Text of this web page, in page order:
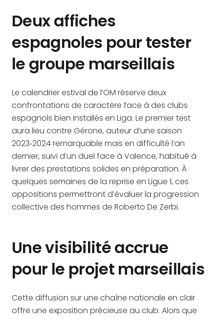
Deux affiches
espagnoles pour tester
le groupe marseillais
Le calendrier estival de l’OM réserve deux
confrontations de caractère face à des clubs
espagnols bien installés en Liga. Le premier test
aura lieu contre Gérone, auteur d’une saison
2023‑2024 remarquable mais en difficulté l’an
dernier, suivi d’un duel face à Valence, habitué à
livrer des prestations solides en préparation. À
quelques semaines de la reprise en Ligue 1, ces
oppositions permettront d’évaluer la progression
collective des hommes de Roberto De Zerbi.
Une visibilité accrue
pour le projet marseillais
Cette diffusion sur une chaîne nationale en clair
offre une exposition précieuse au club. Alors que